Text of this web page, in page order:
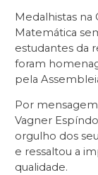
Medalhistas
Matemática
estudantes da
foram
pela
Por
Vagner
orgulho dos
e ressaltou a
qualidade.